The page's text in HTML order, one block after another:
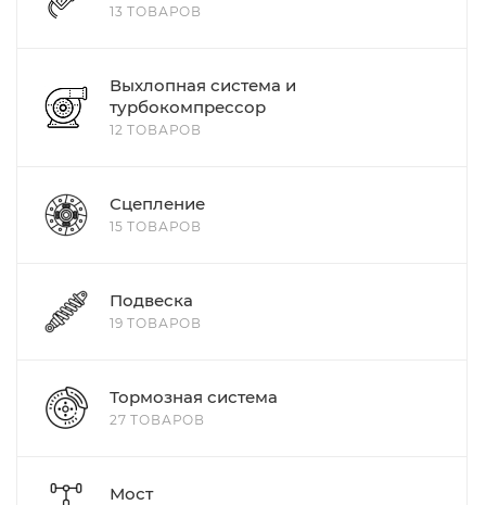
13 ТОВАРОВ
Выхлопная система и
турбокомпрессор
12 ТОВАРОВ
Сцепление
15 ТОВАРОВ
Подвеска
19 ТОВАРОВ
Тормозная система
27 ТОВАРОВ
Мост